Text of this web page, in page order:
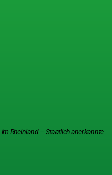
Rheinland – Staatlich anerkannte